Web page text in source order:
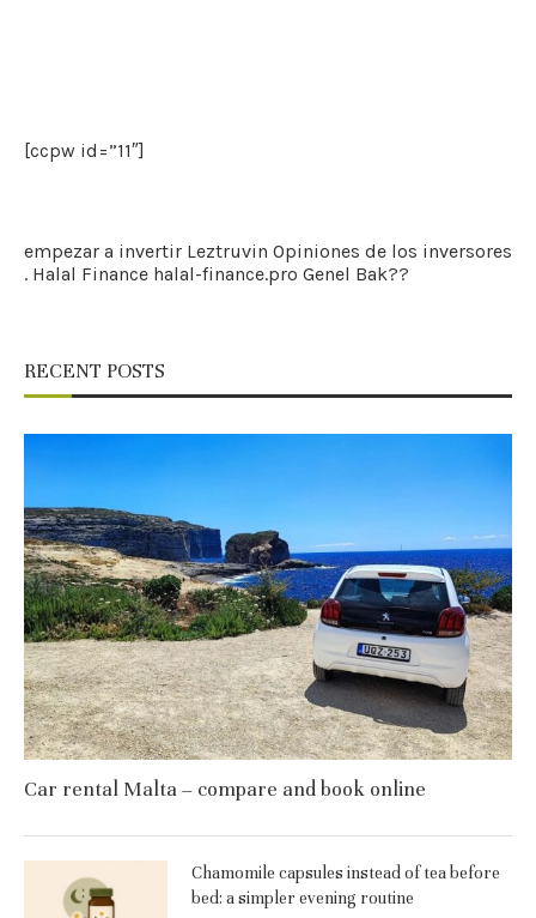
[ccpw id=”11″]
empezar a invertir Leztruvin Opiniones de los inversores
. Halal Finance halal-finance.pro Genel Bak??
RECENT POSTS
Car rental Malta – compare and book online
Chamomile capsules instead of tea before
bed: a simpler evening routine